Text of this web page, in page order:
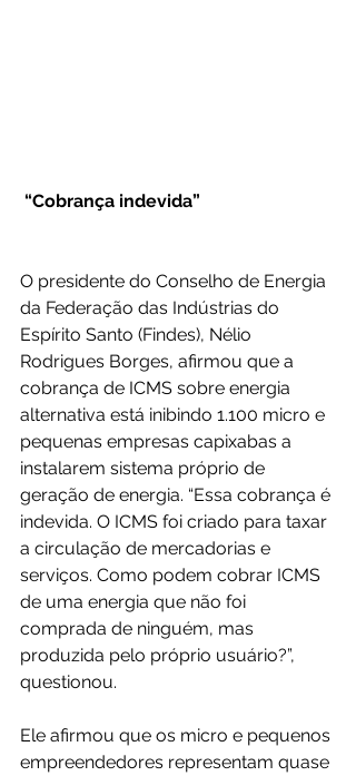
“Cobrança indevida”
O presidente do Conselho de Energia
da Federação das Indústrias do
Espírito Santo (Findes), Nélio
Rodrigues Borges, afirmou que a
cobrança de ICMS sobre energia
alternativa está inibindo 1.100 micro e
pequenas empresas capixabas a
instalarem sistema próprio de
geração de energia. “Essa cobrança é
indevida. O ICMS foi criado para taxar
a circulação de mercadorias e
serviços. Como podem cobrar ICMS
de uma energia que não foi
comprada de ninguém, mas
produzida pelo próprio usuário?”,
questionou.
Ele afirmou que os micro e pequenos
empreendedores representam quase